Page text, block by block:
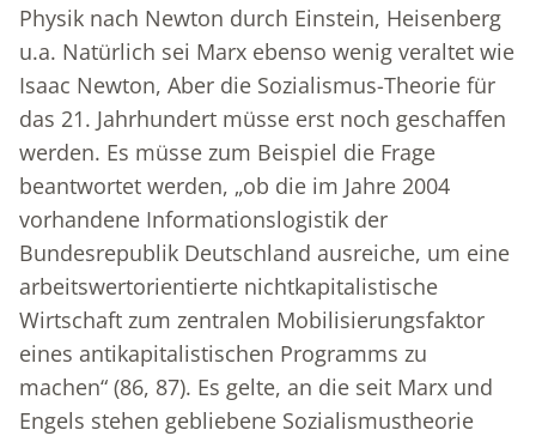
Physik nach Newton durch Einstein, Heisenberg
u.a. Natürlich sei Marx ebenso wenig veraltet wie
Isaac Newton, Aber die Sozialismus-Theorie für
das 21. Jahrhundert müsse erst noch geschaffen
werden. Es müsse zum Beispiel die Frage
beantwortet werden, „ob die im Jahre 2004
vorhandene Informationslogistik der
Bundesrepublik Deutschland ausreiche, um eine
arbeitswertorientierte nichtkapitalistische
Wirtschaft zum zentralen Mobilisierungsfaktor
eines antikapitalistischen Programms zu
machen“ (86, 87). Es gelte, an die seit Marx und
Engels stehen gebliebene Sozialismustheorie